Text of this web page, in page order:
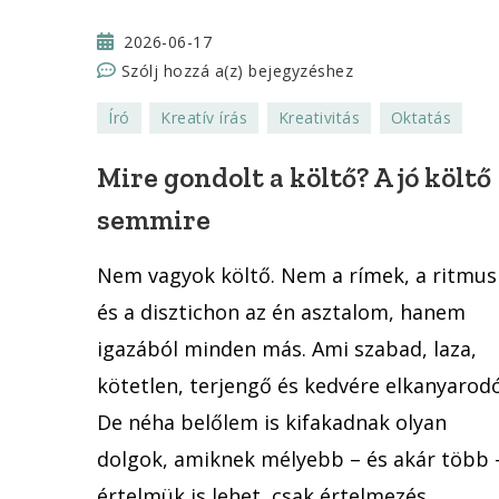
2026-06-17
Szólj hozzá a(z)Mire
A
semmire
bejegyzéshez
Író Kreatív írás Kreativitás Oktatás
Mire gondolt a költő? A jó költő
semmire
Nem vagyok költő. Nem a rímek, a ritmus
és a disztichon az én asztalom, hanem
igazából minden más. Ami szabad, laza,
kötetlen, terjengő és kedvére
De néha belőlem is kifakadnak olyan
dolgok, amiknek mélyebb – és akár több